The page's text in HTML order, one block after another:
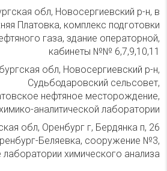
обл, Новосергиевский р-н, в
Платовка, комплекс подготовки
газа, здание операторной,
кабинеты №№ 6,7,9,10,11
обл, Новосергиевский р-н,
Судьбодаровский сельсовет,
нефтяное месторождение,
аналитической лаборатории
обл, Оренбург г, Бердянка п, 26
Беляевка, сооружение №3,
лаборатории химического анализа